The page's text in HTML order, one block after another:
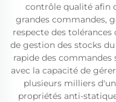
contrôle qualité afin
grandes commandes,
respecte des
de gestion des stocks
rapide des commandes
avec la capacité de
plusieurs milliers
propriétés anti-